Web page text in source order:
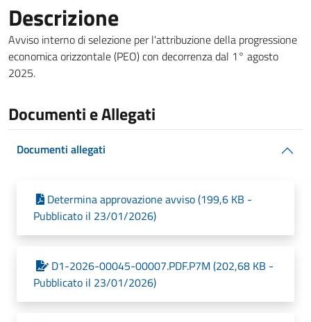
Descrizione
Avviso interno di selezione per l'attribuzione della progressione
economica orizzontale (PEO) con decorrenza dal 1° agosto
2025.
Documenti e Allegati
Documenti allegati
Determina approvazione avviso (199,6 KB -
Pubblicato il 23/01/2026)
D1-2026-00045-00007.PDF.P7M (202,68 KB -
Pubblicato il 23/01/2026)